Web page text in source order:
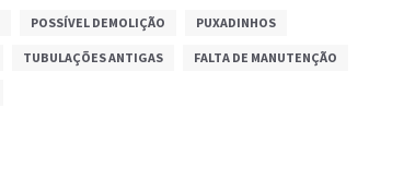
POSSÍVEL DEMOLIÇÃO PUXADINHOS
TUBULAÇÕES ANTIGAS FALTA DE MANUTENÇÃO